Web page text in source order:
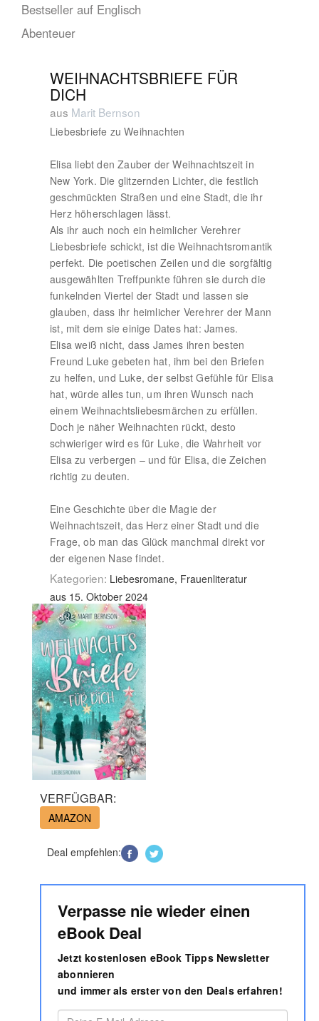
Bestseller auf Englisch
Abenteuer
WEIHNACHTSBRIEFE FÜR
DICH
aus Marit Bernson
Liebesbriefe zu Weihnachten
Elisa liebt den Zauber der Weihnachtszeit in
New York. Die glitzernden Lichter, die festlich
geschmückten Straßen und eine Stadt, die ihr
Herz höherschlagen lässt.
Als ihr auch noch ein heimlicher Verehrer
Liebesbriefe schickt, ist die Weihnachtsromantik
perfekt. Die poetischen Zeilen und die sorgfältig
ausgewählten Treffpunkte führen sie durch die
funkelnden Viertel der Stadt und lassen sie
glauben, dass ihr heimlicher Verehrer der Mann
ist, mit dem sie einige Dates hat: James.
Elisa weiß nicht, dass James ihren besten
Freund Luke gebeten hat, ihm bei den Briefen
zu helfen, und Luke, der selbst Gefühle für Elisa
hat, würde alles tun, um ihren Wunsch nach
einem Weihnachtsliebesmärchen zu erfüllen.
Doch je näher Weihnachten rückt, desto
schwieriger wird es für Luke, die Wahrheit vor
Elisa zu verbergen – und für Elisa, die Zeichen
richtig zu deuten.
Eine Geschichte über die Magie der
Weihnachtszeit, das Herz einer Stadt und die
Frage, ob man das Glück manchmal direkt vor
der eigenen Nase findet.
Kategorien: Liebesromane, Frauenliteratur
aus 15. Oktober 2024
VERFÜGBAR:
AMAZON
Deal empfehlen:
Verpasse nie wieder einen
eBook Deal
Jetzt kostenlosen eBook Tipps Newsletter
abonnieren
und immer als erster von den Deals erfahren!